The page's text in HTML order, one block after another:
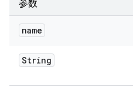
参数
name
String